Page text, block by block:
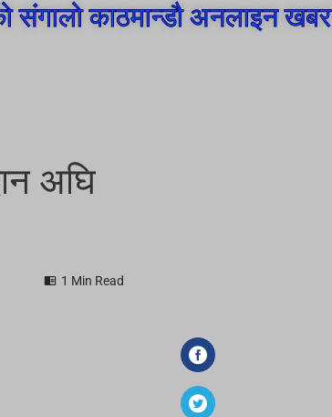
काठमान्डौ अनलाइन खबर
अघि
1 Min Read